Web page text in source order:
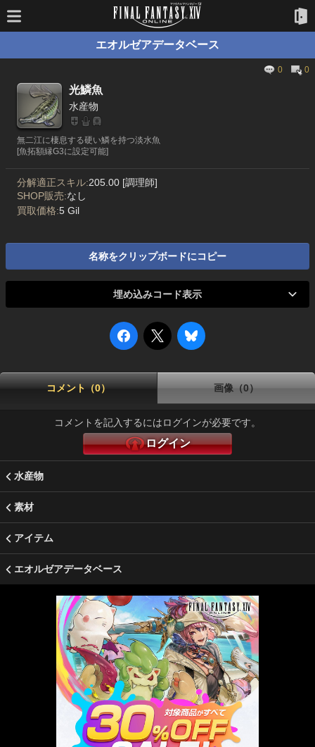
エオルゼアデータベース
0 0
光鱗魚
水産物
無二江に棲息する硬い鱗を持つ淡水魚
[魚拓額縁G3に設定可能]
分解適正スキル:205.00 [調理師]
SHOP販売:なし
買取価格:5 Gil
名称をクリップボードにコピー
埋め込みコード表示
コメント（0） 画像（0）
コメントを記入するにはログインが必要です。
ログイン
水産物
素材
アイテム
エオルゼアデータベース